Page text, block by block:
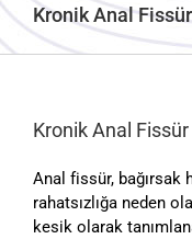
Kronik Anal
Kronik Anal Fissür
Anal fissür, bağırsak
rahatsızlığa neden
kesik olarak